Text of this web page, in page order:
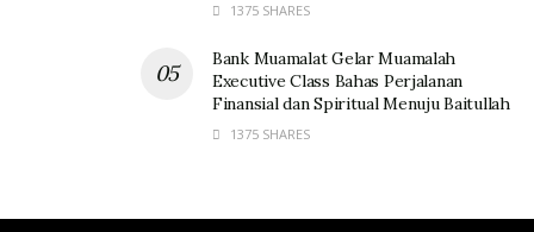
1375 SHARES
Bank Muamalat Gelar Muamalah
Executive Class Bahas Perjalanan
Finansial dan Spiritual Menuju Baitullah
1375 SHARES